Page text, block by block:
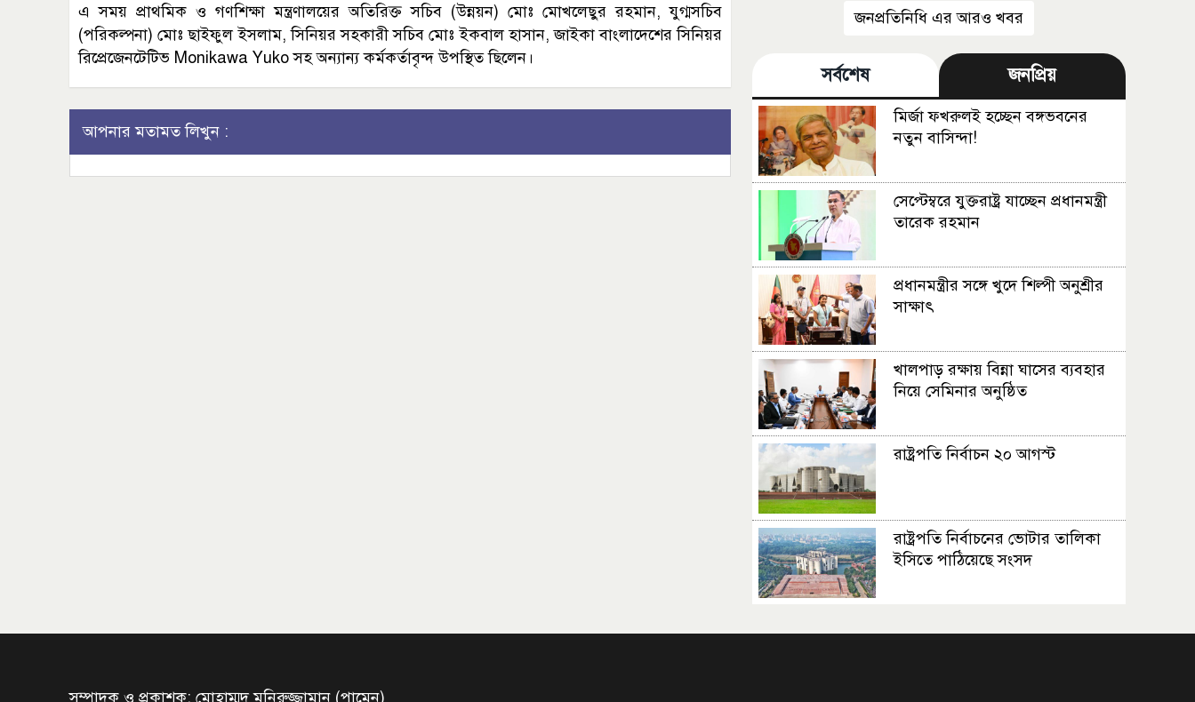
এ সময় প্রাথমিক ও গণশিক্ষা মন্ত্রণালয়ের অতিরিক্ত সচিব (উন্নয়ন) মোঃ মোখলেছুর রহমান, যুগ্মসচিব
(পরিকল্পনা) মোঃ ছাইফুল ইসলাম, সিনিয়র সহকারী সচিব মোঃ ইকবাল হাসান, জাইকা বাংলাদেশের সিনিয়র
রিপ্রেজেনটেটিভ Monikawa Yuko সহ অন্যান্য কর্মকর্তাবৃন্দ উপস্থিত ছিলেন।
আপনার মতামত লিখুন :
জনপ্রতিনিধি এর আরও খবর
সর্বশেষ জনপ্রিয়
মির্জা ফখরুলই হচ্ছেন বঙ্গভবনের
নতুন বাসিন্দা!
সেপ্টেম্বরে যুক্তরাষ্ট্র যাচ্ছেন প্রধানমন্ত্রী
তারেক রহমান
প্রধানমন্ত্রীর সঙ্গে খুদে শিল্পী অনুশ্রীর
সাক্ষাৎ
খালপাড় রক্ষায় বিন্না ঘাসের ব্যবহার
নিয়ে সেমিনার অনুষ্ঠিত
রাষ্ট্রপতি নির্বাচন ২০ আগস্ট
রাষ্ট্রপতি নির্বাচনের ভোটার তালিকা
ইসিতে পাঠিয়েছে সংসদ
সম্পাদক ও প্রকাশক: মোহাম্মদ মনিরুজ্জামান (পামেন)